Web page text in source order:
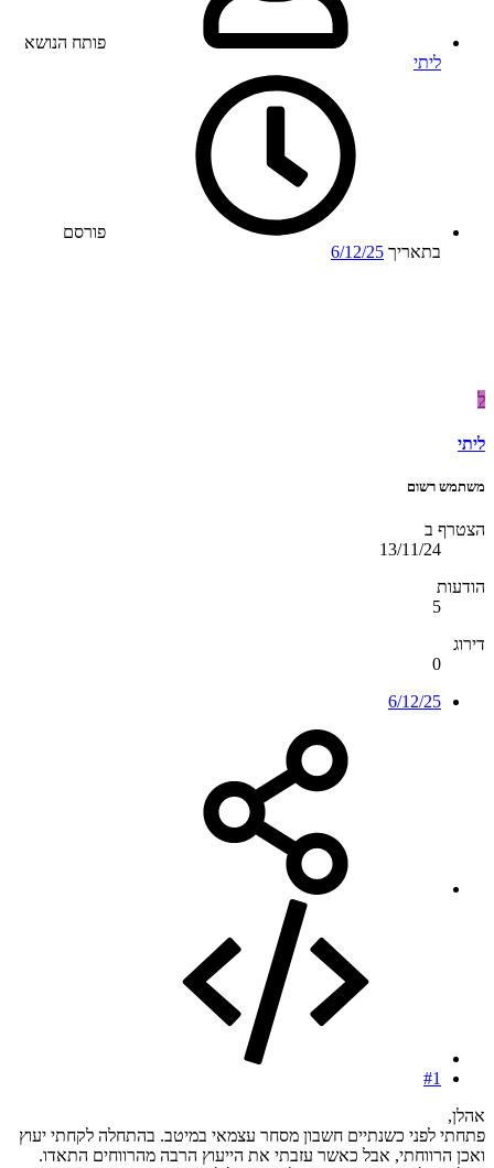
פותח הנושא
ליתי
פורסם
בתאריך 6/12/25
ל
ליתי
משתמש רשום
הצטרף ב
13/11/24
הודעות
5
דירוג
0
6/12/25
#1
אהלן,
פתחתי לפני כשנתיים חשבון מסחר עצמאי במיטב. בהתחלה לקחתי יעוץ
ואכן הרווחתי, אבל כאשר עזבתי את הייעוץ הרבה מהרווחים התאדו.